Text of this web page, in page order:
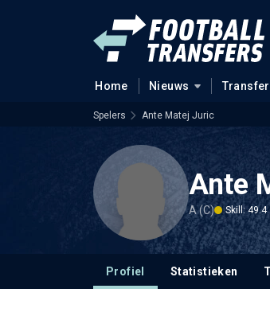
Home Nieuws
Spelers Ante Matej Juric
Ante
A (C) Skill: 49.4
Profiel Statistieken